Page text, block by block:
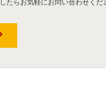
たらお気軽にお問い合わせくだ